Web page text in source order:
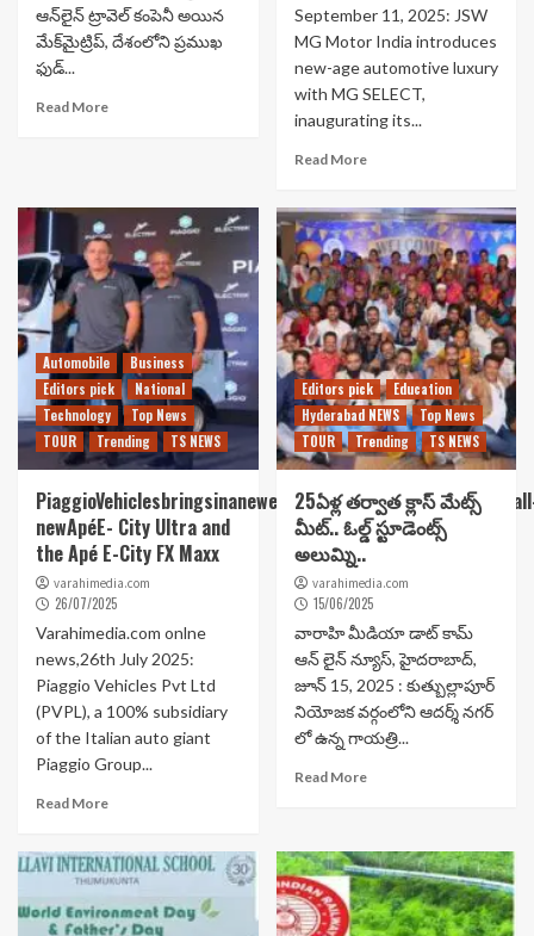
ఆన్‌లైన్ ట్రావెల్ కంపెనీ అయిన
మేక్‌మైట్రిప్, దేశంలోని ప్రముఖ
ఫుడ్...
Read More
September 11, 2025: JSW
MG Motor India introduces
new-age automotive luxury
with MG SELECT,
inaugurating its...
Read More
Automobile
Business
Editors pick
National
Technology
Top News
TOUR
Trending TS NEWS
newApéE- City Ultra and
the Apé E-City FX Maxx
varahimedia.com
26/07/2025
Varahimedia.com onlne
news,26th July 2025:
Piaggio Vehicles Pvt Ltd
(PVPL), a 100% subsidiary
of the Italian auto giant
Piaggio Group...
Read More
Editors pick
Education
Hyderabad NEWS
Top News
TOUR
Trending TS NEWS
25ఏళ్ల తర్వాత క్లాస్ మేట్స్
మీట్.. ఓల్డ్ స్టూడెంట్స్
అలుమ్ని..
varahimedia.com
15/06/2025
వారాహి మీడియా డాట్ కామ్
ఆన్ లైన్ న్యూస్, హైదరాబాద్,
జూన్ 15, 2025 : కుత్బుల్లాపూర్
నియోజక వర్గంలోని ఆదర్శ్ నగర్
లో ఉన్న గాయత్రి...
Read More